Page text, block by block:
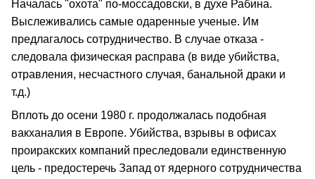
Началась "охота" по-моссадовски, в духе Рабина.
Выслеживались самые одаренные ученые. Им
предлагалось сотрудничество. В случае отказа -
следовала физическая расправа (в виде убийства,
отравления, несчастного случая, банальной драки и
т.д.)
Вплоть до осени 1980 г. продолжалась подобная
вакханалия в Европе. Убийства, взрывы в офисах
проиракских компаний преследовали единственную
цель - предостеречь Запад от ядерного сотрудничества